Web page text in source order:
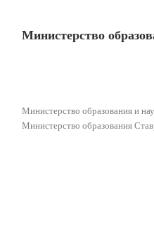
Министерство
Министерство образования и
Министерство образования